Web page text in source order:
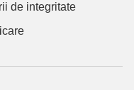
de integritate